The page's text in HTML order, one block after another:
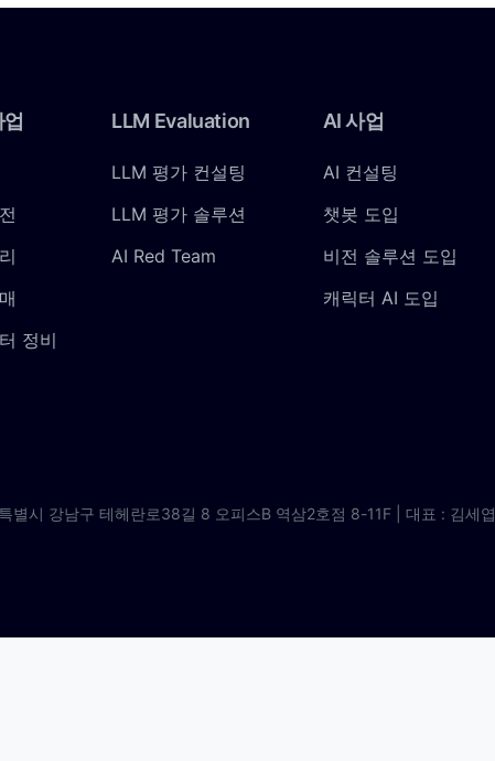
정비
LLM Evaluation
LLM 평가 컨설팅
LLM 평가 솔루션
AI Red Team
AI 사업
AI 컨설팅
챗봇 도입
비전 솔루션 도입
캐릭터 AI 도입
시 강남구 테헤란로38길 8 오피스B 역삼2호점 8-11F | 대표 : 김세엽